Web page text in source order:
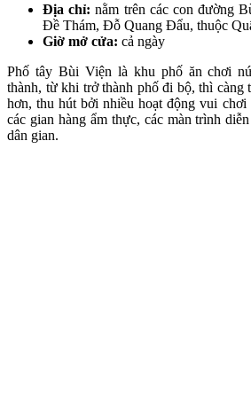
Địa chỉ:nằm trên các con đường
Đề Thám, Đỗ Quang Đẩu, thuộc
Giờ mở cửa: cả ngày
Phố tây Bùi Viện là khu phố ăn chơi
thành, từ khi trở thành phố đi bộ, thì càng
hơn, thu hút bởi nhiều hoạt động vui chơi
các gian hàng ẩm thực, các màn trình
dân gian.